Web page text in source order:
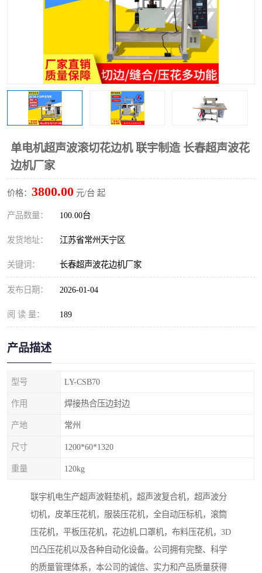
单电机超声波滚切花边机 联宇制造 长春超声波花
边机厂家
价格： 3800.00 元/台 起
产品数量： 100.00台
发货地址： 江苏省常州天宁区
关键词： 长春超声波花边机厂家
发布日期： 2026-01-04
阅 读 量： 189
产品描述
型号 LY-CSB70
作用 焊接热合压边封边
产地 常州
尺寸 1200*60*1320
重量 120kg
联宇机电生产超声波鞋垫机，超声波复合机，超声波分
切机，皮革压花机，服装压花机，全自动压标机，滚筒
压花机，平板压花机，花边机,口罩机，布料压花机，3D
凹凸压花机以及各种自动化设备。公司拥有完整、科学
的质量管理体系，本公司的诚信、实力和产品质量获得